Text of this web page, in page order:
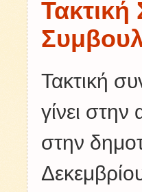
Τακτική
γίνει
στην